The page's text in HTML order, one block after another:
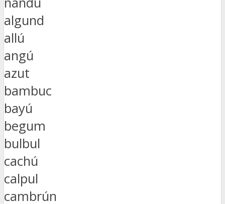
algund
allú
angú
azut
bambuc
bayú
begum
bulbul
cachú
calpul
cambrún